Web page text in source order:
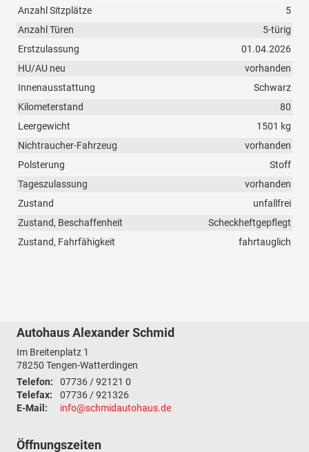
Anzahl Sitzplätze
5
Anzahl Türen
5-türig
Erstzulassung
01.04.2026
HU/AU neu
vorhanden
Innenausstattung
Schwarz
Kilometerstand
80
Leergewicht
1501 kg
Nichtraucher-Fahrzeug
vorhanden
Polsterung
Stoff
Tageszulassung
vorhanden
Zustand
unfallfrei
Zustand, Beschaffenheit
Scheckheftgepflegt
Zustand, Fahrfähigkeit
fahrtauglich
Autohaus Alexander Schmid
Im Breitenplatz 1
78250 Tengen-Watterdingen
Telefon:
07736 / 92121 0
Telefax:
07736 / 921326
E-Mail:
info@schmidautohaus.de
Öffnungszeiten